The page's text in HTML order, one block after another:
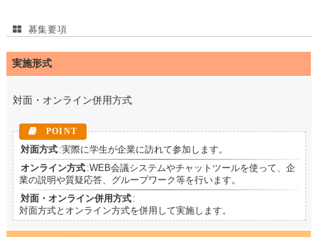
募集要項
実施形式
対面・オンライン併用方式
対面方式 :実際に学生が企業に訪れて参加します。
オンライン方式 :WEB会議システムやチャットツールを使って、企
業の説明や質疑応答、グループワーク等を行います。
対面・オンライン併用方式 :
対面方式とオンライン方式を併用して実施します。